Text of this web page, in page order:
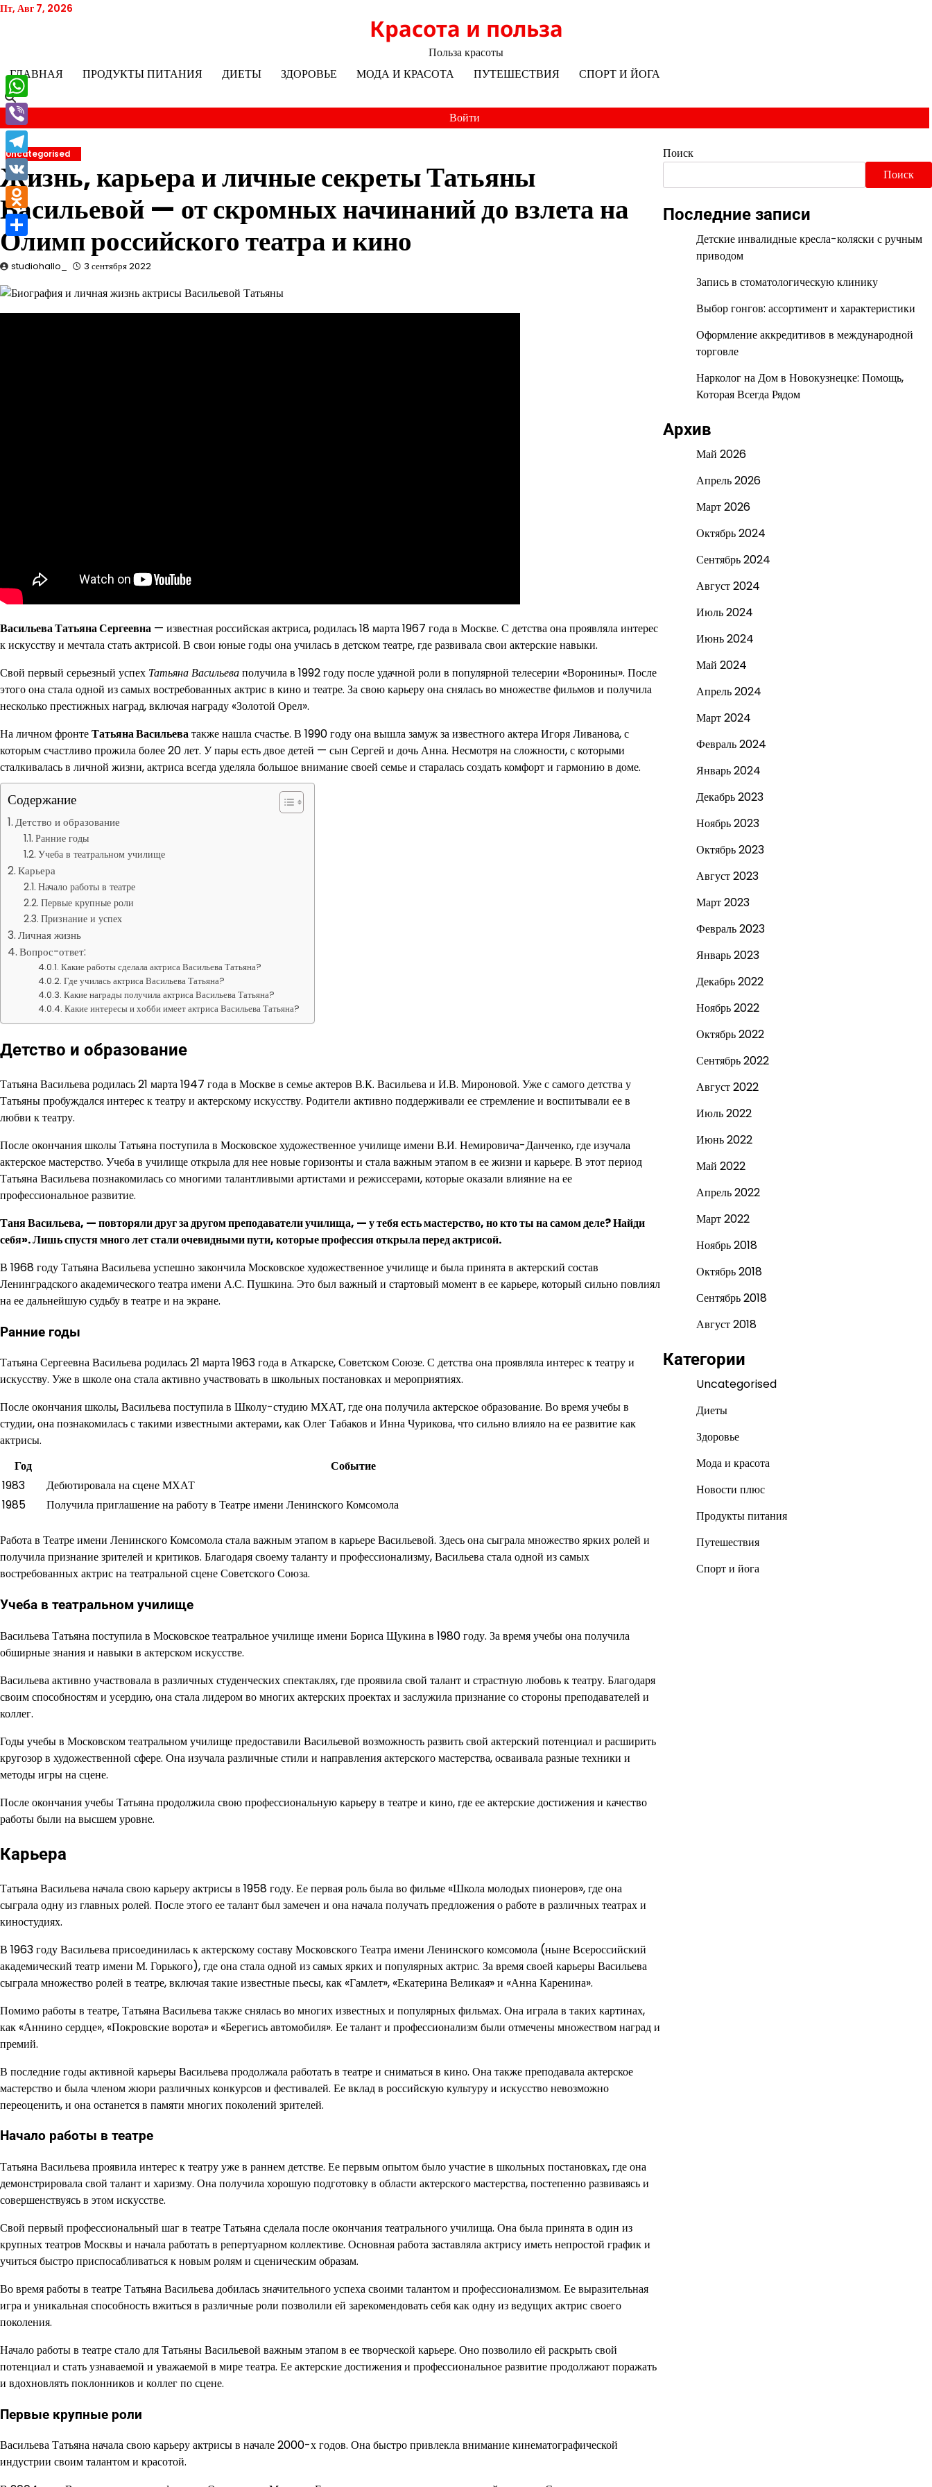
Перейти
Пт, Авг 7, 2026
Красота и польза
Польза красоты
ГЛАВНАЯ
ПРОДУКТЫ ПИТАНИЯ ДИЕТЫ ЗДОРОВЬЕ МОДА И КРАСОТА ПУТЕШЕСТВИЯ СПОРТ И ЙОГА
Войти
Uncategorised
Жизнь, карьера и личные секреты Татьяны
Васильевой — от скромных начинаний до взлета на
Олимп российского театра и кино
studiohallo_ 3 сентября 2022
Васильева Татьяна Сергеевна — известная российская актриса, родилась 18 марта 1967 года в Москве. С детства она проявляла интерес
к искусству и мечтала стать актрисой. В свои юные годы она училась в детском театре, где развивала свои актерские навыки.
Свой первый серьезный успех Татьяна Васильеваполучила в 1992 году после удачной роли в популярной телесерии «Воронины». После
этого она стала одной из самых востребованных актрис в кино и театре. За свою карьеру она снялась во множестве фильмов и получила
несколько престижных наград, включая награду «Золотой Орел».
На личном фронтеТатьяна Васильеватакже нашла счастье. В 1990 году она вышла замуж за известного актера Игоря Ливанова, с
которым счастливо прожила более 20 лет. У пары есть двое детей — сын Сергей и дочь Анна. Несмотря на сложности, с которыми
сталкивалась в личной жизни, актриса всегда уделяла большое внимание своей семье и старалась создать комфорт и гармонию в доме.
Содержание
Детство и образование
Ранние годы
Учеба в театральном училище
Карьера
Начало работы в театре
Первые крупные роли
Признание и успех
Личная жизнь
Вопрос-ответ:
Какие работы сделала актриса Васильева Татьяна?
Где училась актриса Васильева Татьяна?
Какие награды получила актриса Васильева Татьяна?
Какие интересы и хобби имеет актриса Васильева Татьяна?
Детство и образование
Татьяна Васильева родилась 21 марта 1947 года в Москве в семье актеров В.К. Васильева и И.В. Мироновой. Уже с самого детства у
Татьяны пробуждался интерес к театру и актерскому искусству. Родители активно поддерживали ее стремление и воспитывали ее в
любви к театру.
После окончания школы Татьяна поступила в Московское художественное училище имени В.И. Немировича-Данченко, где изучала
актерское мастерство. Учеба в училище открыла для нее новые горизонты и стала важным этапом в ее жизни и карьере. В этот период
Татьяна Васильева познакомилась со многими талантливыми артистами и режиссерами, которые оказали влияние на ее
профессиональное развитие.
Таня Васильева, — повторяли друг за другом преподаватели училища, — у тебя есть мастерство, но кто ты на самом деле? Найди
себя». Лишь спустя много лет стали очевидными пути, которые профессия открыла перед актрисой.
В 1968 году Татьяна Васильева успешно закончила Московское художественное училище и была принята в актерский состав
Ленинградского академического театра имени А.С. Пушкина. Это был важный и стартовый момент в ее карьере, который сильно повлиял
на ее дальнейшую судьбу в театре и на экране.
Ранние годы
Татьяна Сергеевна Васильева родилась 21 марта 1963 года в Аткарске, Советском Союзе. С детства она проявляла интерес к театру и
искусству. Уже в школе она стала активно участвовать в школьных постановках и мероприятиях.
После окончания школы, Васильева поступила в Школу-студию МХАТ, где она получила актерское образование. Во время учебы в
студии, она познакомилась с такими известными актерами, как Олег Табаков и Инна Чурикова, что сильно влияло на ее развитие как
актрисы.
Год
Событие
1983
Дебютировала на сцене МХАТ
1985
Получила приглашение на работу в Театре имени Ленинского Комсомола
Работа в Театре имени Ленинского Комсомола стала важным этапом в карьере Васильевой. Здесь она сыграла множество ярких ролей и
получила признание зрителей и критиков. Благодаря своему таланту и профессионализму, Васильева стала одной из самых
востребованных актрис на театральной сцене Советского Союза.
Учеба в театральном училище
Васильева Татьяна поступила в Московское театральное училище имени Бориса Щукина в 1980 году. За время учебы она получила
обширные знания и навыки в актерском искусстве.
Васильева активно участвовала в различных студенческих спектаклях, где проявила свой талант и страстную любовь к театру. Благодаря
своим способностям и усердию, она стала лидером во многих актерских проектах и заслужила признание со стороны преподавателей и
коллег.
Годы учебы в Московском театральном училище предоставили Васильевой возможность развить свой актерский потенциал и расширить
кругозор в художественной сфере. Она изучала различные стили и направления актерского мастерства, осваивала разные техники и
методы игры на сцене.
После окончания учебы Татьяна продолжила свою профессиональную карьеру в театре и кино, где ее актерские достижения и качество
работы были на высшем уровне.
Карьера
Татьяна Васильева начала свою карьеру актрисы в 1958 году. Ее первая роль была во фильме «Школа молодых пионеров», где она
сыграла одну из главных ролей. После этого ее талант был замечен и она начала получать предложения о работе в различных театрах и
киностудиях.
В 1963 году Васильева присоединилась к актерскому составу Московского Театра имени Ленинского комсомола (ныне Всероссийский
академический театр имени М. Горького), где она стала одной из самых ярких и популярных актрис. За время своей карьеры Васильева
сыграла множество ролей в театре, включая такие известные пьесы, как «Гамлет», «Екатерина Великая» и «Анна Каренина».
Помимо работы в театре, Татьяна Васильева также снялась во многих известных и популярных фильмах. Она играла в таких картинах,
как «Аннино сердце», «Покровские ворота» и «Берегись автомобиля». Ее талант и профессионализм были отмечены множеством наград и
премий.
В последние годы активной карьеры Васильева продолжала работать в театре и сниматься в кино. Она также преподавала актерское
мастерство и была членом жюри различных конкурсов и фестивалей. Ее вклад в российскую культуру и искусство невозможно
переоценить, и она останется в памяти многих поколений зрителей.
Начало работы в театре
Татьяна Васильева проявила интерес к театру уже в раннем детстве. Ее первым опытом было участие в школьных постановках, где она
демонстрировала свой талант и харизму. Она получила хорошую подготовку в области актерского мастерства, постепенно развиваясь и
совершенствуясь в этом искусстве.
Свой первый профессиональный шаг в театре Татьяна сделала после окончания театрального училища. Она была принята в один из
крупных театров Москвы и начала работать в репертуарном коллективе. Основная работа заставляла актрису иметь непростой график и
учиться быстро приспосабливаться к новым ролям и сценическим образам.
Во время работы в театре Татьяна Васильева добилась значительного успеха своими талантом и профессионализмом. Ее выразительная
игра и уникальная способность вжиться в различные роли позволили ей зарекомендовать себя как одну из ведущих актрис своего
поколения.
Начало работы в театре стало для Татьяны Васильевой важным этапом в ее творческой карьере. Оно позволило ей раскрыть свой
потенциал и стать узнаваемой и уважаемой в мире театра. Ее актерские достижения и профессиональное развитие продолжают поражать
и вдохновлять поклонников и коллег по сцене.
Первые крупные роли
Васильева Татьяна начала свою карьеру актрисы в начале 2000-х годов. Она быстро привлекла внимание кинематографической
индустрии своим талантом и красотой.
Поиск
Поиск
Последние записи
Детские инвалидные кресла-коляски с ручным
приводом
Запись в стоматологическую клинику
Выбор гонгов: ассортимент и характеристики
Оформление аккредитивов в международной
торговле
Нарколог на Дом в Новокузнецке: Помощь,
Которая Всегда Рядом
Архив
Май 2026
Апрель 2026
Март 2026
Октябрь 2024
Сентябрь 2024
Август 2024
Июль 2024
Июнь 2024
Май 2024
Апрель 2024
Март 2024
Февраль 2024
Январь 2024
Декабрь 2023
Ноябрь 2023
Октябрь 2023
Август 2023
Март 2023
Февраль 2023
Январь 2023
Декабрь 2022
Ноябрь 2022
Октябрь 2022
Сентябрь 2022
Август 2022
Июль 2022
Июнь 2022
Май 2022
Апрель 2022
Март 2022
Ноябрь 2018
Октябрь 2018
Сентябрь 2018
Август 2018
Категории
Uncategorised
Диеты
Здоровье
Мода и красота
Новости плюс
Продукты питания
Путешествия
Спорт и йога
WhatsApp
Viber
Telegram
VK
Odnoklassniki
Отправить